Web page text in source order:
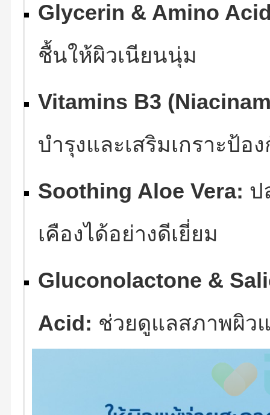
Glycerin & Amino
ชื้นให้ผิวเนียนนุ่ม
Vitamins B3
บำรุงและเสริมเกราะป้อ
Soothing Aloe Vera: ป
เคืองได้อย่างดีเยี่ยม
Gluconolactone &
Acid: ช่วยดูแลสภาพผิว